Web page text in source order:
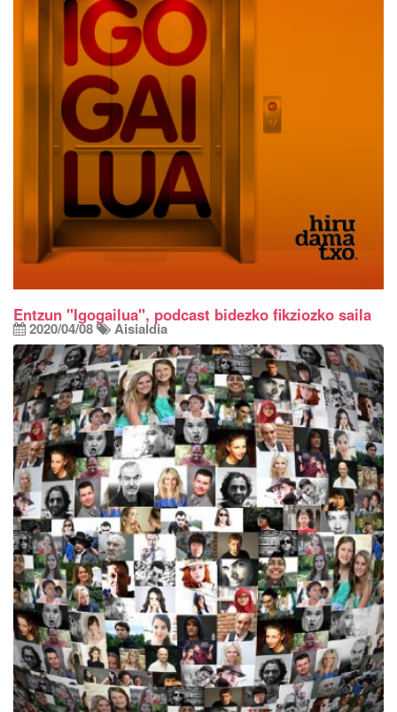
Entzun "Igogailua", podcast bidezko fikziozko saila
2020/04/08 Aisialdia